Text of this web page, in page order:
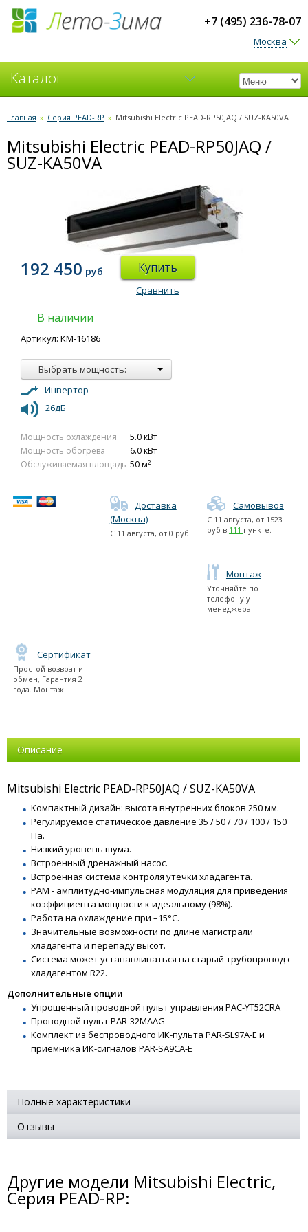
+7 (495) 236-78-07
Москва
Каталог
Кондиционеры
Вентиляция
Главная » Серия PEAD-RP » Mitsubishi Electric PEAD-RP50JAQ / SUZ-KA50VA
Mitsubishi Electric PEAD-RP50JAQ /
SUZ-KA50VA
192 450 руб Купить
Сравнить
В наличии
Артикул: КМ-16186
Выбрать мощность:
Инвертор
26дБ
Мощность охлаждения
5.0 кВт
Мощность обогрева
6.0 кВт
Обслуживаемая площадь 50 м2
Доставка
(Москва)
С 11 августа, от 0 руб.
Самовывоз
С 11 августа, от 1523
руб в 111 пункте.
Монтаж
Уточняйте по
телефону у
менеджера.
Сертификат
Простой возврат и
обмен, Гарантия 2
года. Монтаж
Описание
Mitsubishi Electric PEAD-RP50JAQ / SUZ-KA50VA
Компактный дизайн: высота внутренних блоков 250 мм.
Регулируемое статическое давление 35 / 50 / 70 / 100 / 150
Па.
Низкий уровень шума.
Встроенный дренажный насос.
Встроенная система контроля утечки хладагента.
PAM - амплитудно-импульсная модуляция для приведения
коэффициента мощности к идеальному (98%).
Работа на охлаждение при –15°С.
Значительные возможности по длине магистрали
хладагента и перепаду высот.
Система может устанавливаться на старый трубопровод с
хладагентом R22.
Дополнительные опции
Упрощенный проводной пульт управления PAC-YT52CRA
Проводной пульт PAR-32MAAG
Комплект из беспроводного ИК-пульта PAR-SL97A-E и
приемника ИК-сигналов PAR-SA9CA-E
Полные характеристики
Отзывы
Другие модели Mitsubishi Electric,
Серия PEAD-RP: